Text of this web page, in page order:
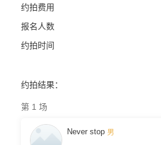
约拍费用
报名人数
约拍时间
约拍结果：
第 1 场
Never stop 男